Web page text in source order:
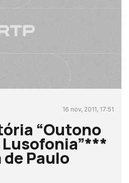
16 nov, 2011, 17:51
“Outono
Lusofonia”***
Paulo